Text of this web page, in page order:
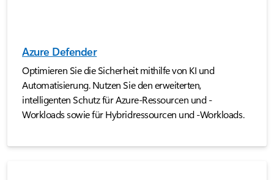
Azure Defender
Optimieren Sie die Sicherheit mithilfe von KI und
Automatisierung. Nutzen Sie den erweiterten,
intelligenten Schutz für Azure-Ressourcen und -
Workloads sowie für Hybridressourcen und -Workloads.